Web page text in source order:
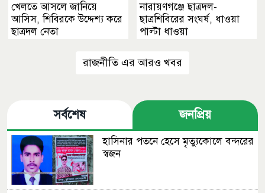
খেলতে আসলে জানিয়ে
আসিস, শিবিরকে উদ্দেশ্য করে
ছাত্রদল নেতা
নারায়ণগঞ্জে ছাত্রদল-
ছাত্রশিবিরের সংঘর্ষ, ধাওয়া
পাল্টা ধাওয়া
রাজনীতি এর আরও খবর
সর্বশেষ জনপ্রিয়
হাসিনার পতনে হেসে মৃত্যুকোলে বন্দরের
স্বজন